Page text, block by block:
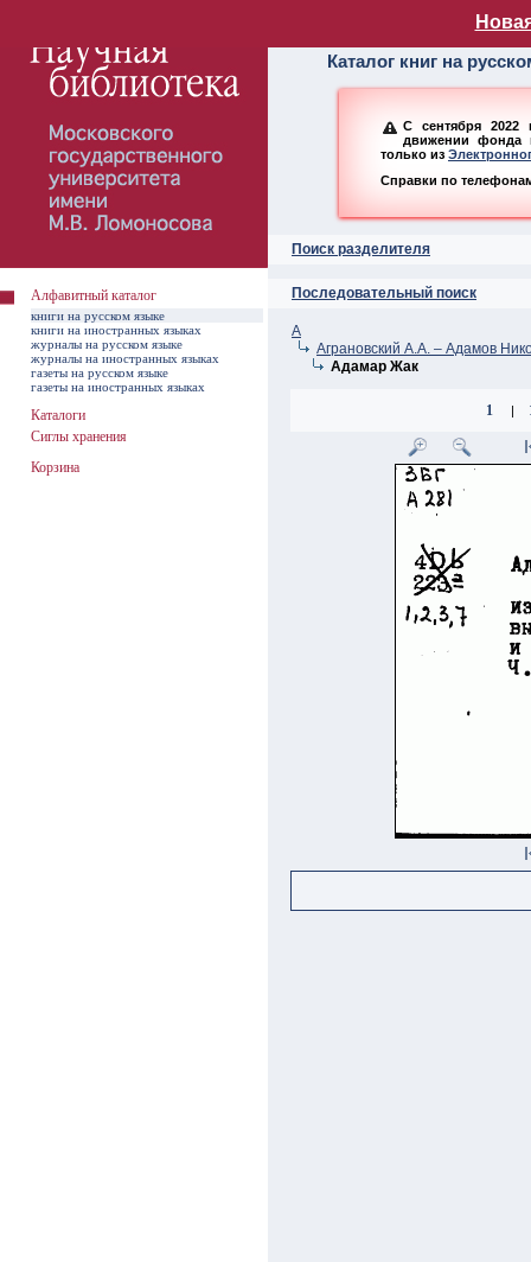
Алфавитный
Каталог книг на
С сентября 2022
движении фонда
только из
Справки по
Поиск разделителя
Последовательный поиск
А
Аграновский А.А. – Адамов
Адамар Жак
1 |
Алфавитный каталог
книги на русском языке
книги на иностранных языках
журналы на русском языке
журналы на иностранных языках
газеты на русском языке
газеты на иностранных языках
Каталоги
Сиглы хранения
Корзина